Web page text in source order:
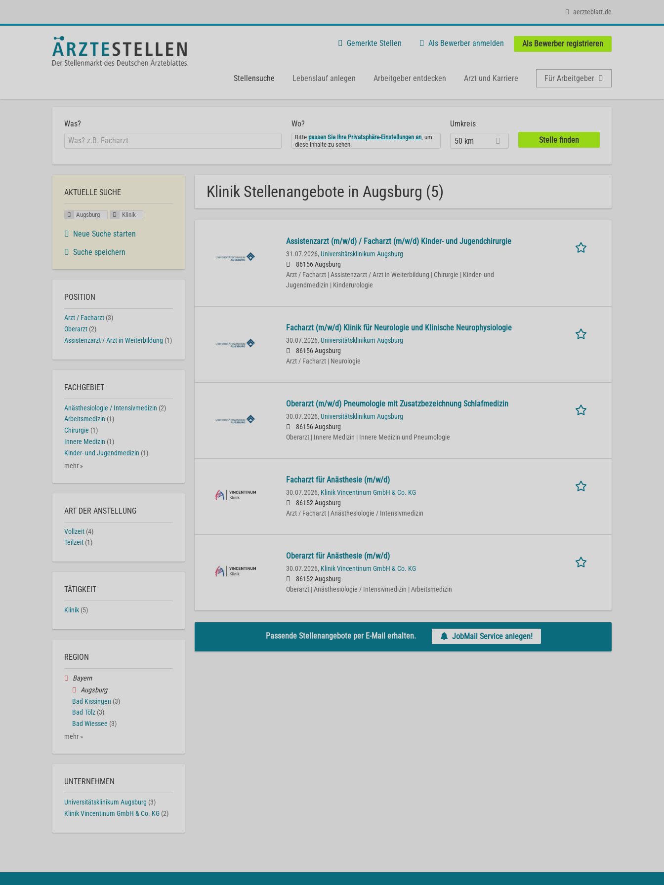
aerzteblatt.de
Gemerkte Stellen Als Bewerber anmelden Als Bewerber registrieren
Stellensuche Lebenslauf anlegen Arbeitgeber entdecken Arzt und Karriere Für Arbeitgeber
Was? Wo?
Bittepassen Sie Ihre Privatsphäre-Einstellungen an, um
diese Inhalte zu sehen.
Umkreis
50 km
Klinik Stellenangebote in Augsburg (5)
Assistenzarzt (m/w/d) / Facharzt (m/w/d) Kinder- und Jugendchirurgie
31.07.2026, Universitätsklinikum Augsburg
86156 Augsburg
Arzt / Facharzt | Assistenzarzt / Arzt in Weiterbildung | Chirurgie | Kinder- und
Jugendmedizin | Kinderurologie
Facharzt (m/w/d) Klinik für Neurologie und Klinische Neurophysiologie
30.07.2026, Universitätsklinikum Augsburg
86156 Augsburg
Arzt / Facharzt | Neurologie
Oberarzt (m/w/d) Pneumologie mit Zusatzbezeichnung Schlafmedizin
30.07.2026, Universitätsklinikum Augsburg
86156 Augsburg
Oberarzt | Innere Medizin | Innere Medizin und Pneumologie
Facharzt für Anästhesie (m/w/d)
30.07.2026, Klinik Vincentinum GmbH & Co. KG
86152 Augsburg
Arzt / Facharzt | Anästhesiologie / Intensivmedizin
Oberarzt für Anästhesie (m/w/d)
30.07.2026, Klinik Vincentinum GmbH & Co. KG
86152 Augsburg
Oberarzt | Anästhesiologie / Intensivmedizin | Arbeitsmedizin
Passende Stellenangebote per E-Mail erhalten. JobMail Service anlegen!
AKTUELLE SUCHE
Augsburg Klinik
Neue Suche starten
Suche speichern
POSITION
Arzt / Facharzt (3)
Oberarzt (2)
Assistenzarzt / Arzt in Weiterbildung (1)
FACHGEBIET
Anästhesiologie / Intensivmedizin (2)
Arbeitsmedizin (1)
Chirurgie (1)
Innere Medizin (1)
Kinder- und Jugendmedizin (1)
mehr »
ART DER ANSTELLUNG
Vollzeit (4)
Teilzeit (1)
TÄTIGKEIT
Klinik (5)
REGION
Bayern
Augsburg
Bad Kissingen (3)
Bad Tölz (3)
Bad Wiessee (3)
mehr »
UNTERNEHMEN
Universitätsklinikum Augsburg (3)
Klinik Vincentinum GmbH & Co. KG (2)